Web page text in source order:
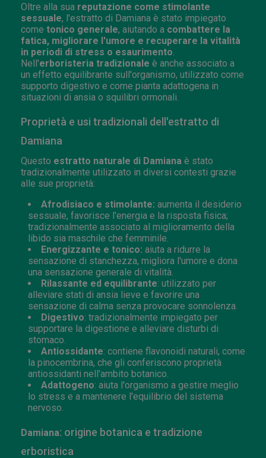
Oltre alla sua reputazione come stimolante
sessuale, l'estratto di Damiana è stato impiegato
come tonico generale, aiutando a combattere la
fatica, migliorare l'umore e recuperare la vitalità
in periodi di stress o esaurimento
Nell'erboristeria tradizionale è anche associato a
un effetto equilibrante sull'organismo, utilizzato come
supporto digestivo e come pianta adattogena in
situazioni di ansia o squilibri ormonali.
Proprietà e usi tradizionali dell'estratto di
Damiana
Questo estratto naturale di Damiana è stato
tradizionalmente utilizzato in diversi contesti grazie
alle sue proprietà:
Afrodisiaco e stimolante: aumenta il desiderio
sessuale, favorisce l'energia e la risposta fisica;
tradizionalmente associato al miglioramento della
libido sia maschile che femminile.
Energizzante e tonico: aiuta a ridurre la
sensazione di stanchezza, migliora l'umore e dona
una sensazione generale di vitalità.
Rilassante ed equilibrante: utilizzato per
alleviare stati di ansia lieve e favorire una
sensazione di calma senza provocare sonnolenza.
Digestivo: tradizionalmente impiegato per
supportare la digestione e alleviare disturbi di
stomaco.
Antiossidante: contiene flavonoidi naturali, come
la pinocembrina, che gli conferiscono proprietà
antiossidanti nell'ambito botanico.
Adattogeno: aiuta l'organismo a gestire meglio
lo stress e a mantenere l'equilibrio del sistema
nervoso.
Damiana: origine botanica e tradizione
erboristica